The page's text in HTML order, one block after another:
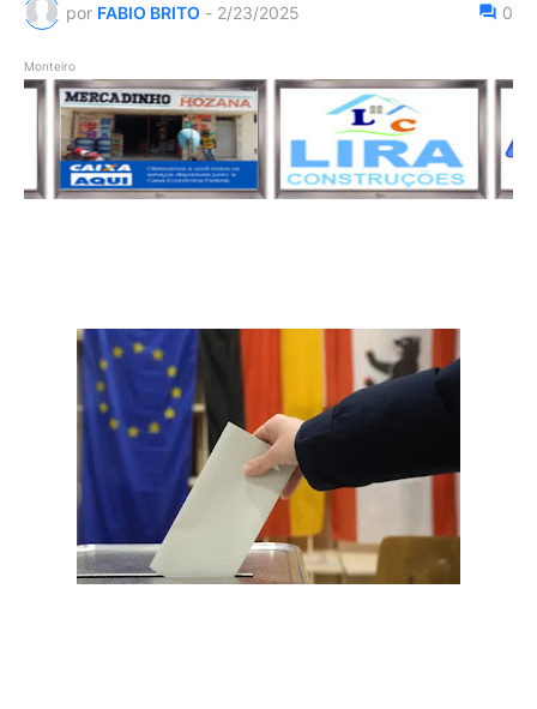
por FABIO BRITO - 2/23/2025 0
Monteiro